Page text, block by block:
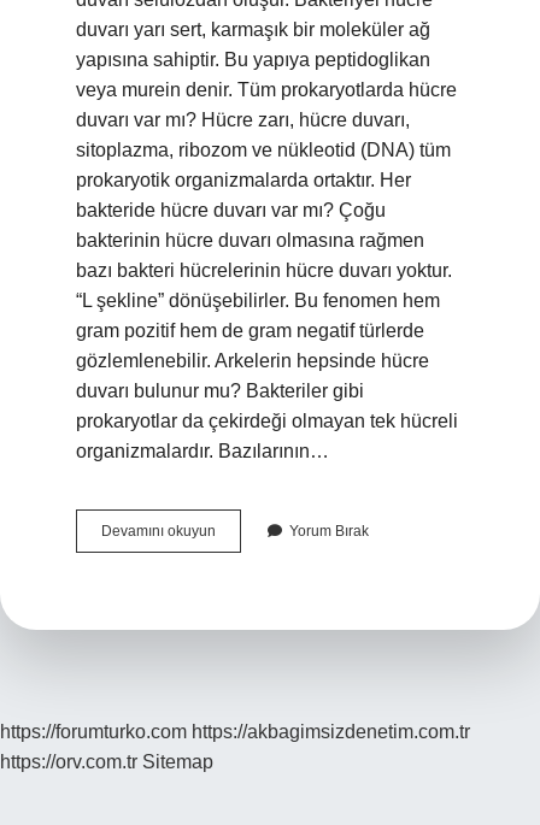
duvarı yarı sert, karmaşık bir moleküler ağ
yapısına sahiptir. Bu yapıya peptidoglikan
veya murein denir. Tüm prokaryotlarda hücre
duvarı var mı? Hücre zarı, hücre duvarı,
sitoplazma, ribozom ve nükleotid (DNA) tüm
prokaryotik organizmalarda ortaktır. Her
bakteride hücre duvarı var mı? Çoğu
bakterinin hücre duvarı olmasına rağmen
bazı bakteri hücrelerinin hücre duvarı yoktur.
“L şekline” dönüşebilirler. Bu fenomen hem
gram pozitif hem de gram negatif türlerde
gözlemlenebilir. Arkelerin hepsinde hücre
duvarı bulunur mu? Bakteriler gibi
prokaryotlar da çekirdeği olmayan tek hücreli
organizmalardır. Bazılarının…
Devamını okuyun
Duvarı
Yorum Bırak
https://forumturko.com https://akbagimsizdenetim.com.tr
https://orv.com.tr Sitemap